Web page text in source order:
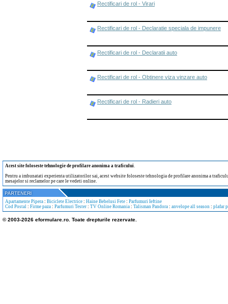
Rectificari de rol - Virari
Rectificari de rol - Declaratie speciala de impunere
Rectificari de rol - Declaratii auto
Rectificari de rol - Obtinere viza vinzare auto
Rectificari de rol - Radieri auto
Acest site foloseste tehnologie de profilare anonima a traficului.
Pentru a imbunatati experienta utilizatorilor sai, acest website foloseste tehnologia de profilare anonima a
mesajelor si reclamelor pe care le vedeti online.
Apartamente Pipera : Biciclete Electrice : Haine Bebelusi Fete : Parfumuri Ieftine
Cod Postal : Firme paza : Parfumuri Tester : TV Online Romania : Talisman Pandora : anvelope all season : plafar
© 2003-2026 eformulare.ro. Toate drepturile rezervate.